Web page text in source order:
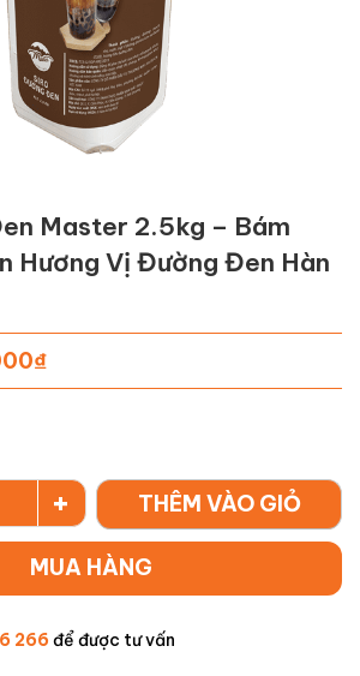
Master 2.5kg – Bám
Hương Vị Đường Đen Hàn
₫
+ THÊM VÀO GIỎ
MUA HÀNG
266 để được tư vấn